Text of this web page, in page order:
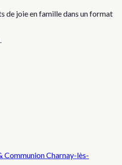
de joie en famille dans un format
CommunionCharnay-lès-